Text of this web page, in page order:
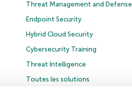
Threat Management and Defense
Endpoint Security
Hybrid Cloud Security
Cybersecurity Training
Threat Intelligence
Toutes les solutions